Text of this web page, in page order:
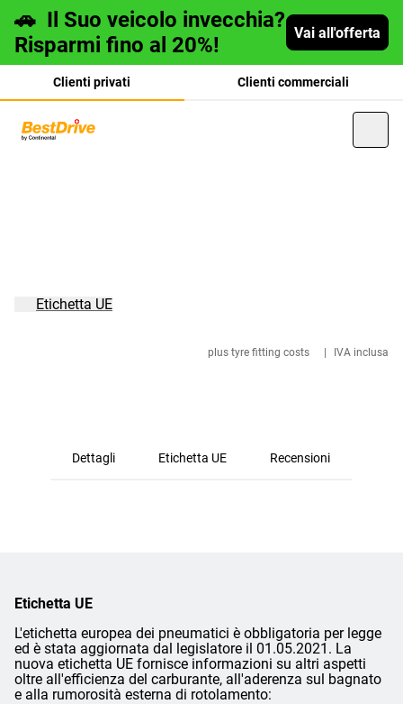
🚗 Il Suo veicolo invecchia?
Risparmi fino al 20%!
Vai all'offerta
Clienti privati Clienti commerciali
plus tyre fitting costs IVA inclusa
Etichetta UE
Dettagli Etichetta UE Recensioni
Etichetta UE
L'etichetta europea dei pneumatici è obbligatoria per legge
ed è stata aggiornata dal legislatore il 01.05.2021. La
nuova etichetta UE fornisce informazioni su altri aspetti
oltre all'efficienza del carburante, all'aderenza sul bagnato
e alla rumorosità esterna di rotolamento: